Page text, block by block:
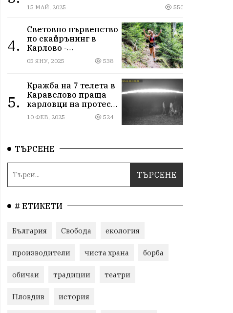
15 МАЙ, 2025 550
4.
Световно първенство
по скайрънинг в
Карлово -
Балканиада 2025 г.
05 ЯНУ, 2025 538
5.
Кражба на 7 телета в
Каравелово праща
карловци на протест
пред Окръжния съд
10 ФЕВ, 2025 524
ТЪРСЕНЕ
# ЕТИКЕТИ
България Свобода екология
производители чиста храна борба
обичаи традиции театри
Пловдив история